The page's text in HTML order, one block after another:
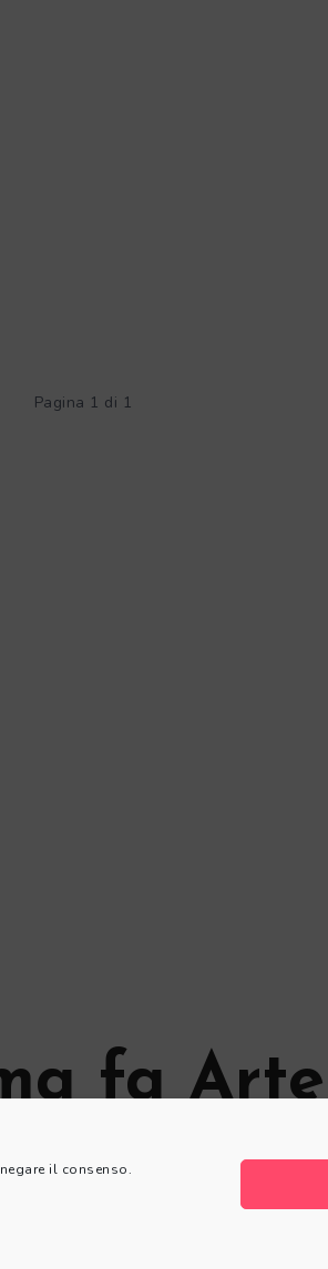
il consenso.
Pagina 1 di 1
fa Arte
© L'Anima fa Arte